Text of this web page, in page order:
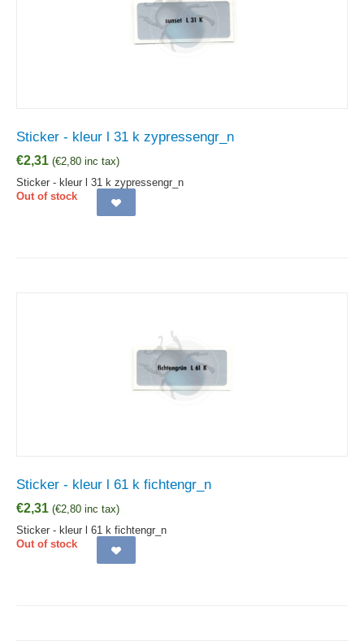
Sticker - kleur l 31 k zypressengr_n
€2,31 (€2,80 inc tax)
Sticker - kleur l 31 k zypressengr_n
Out of stock
Sticker - kleur l 61 k fichtengr_n
€2,31 (€2,80 inc tax)
Sticker - kleur l 61 k fichtengr_n
Out of stock